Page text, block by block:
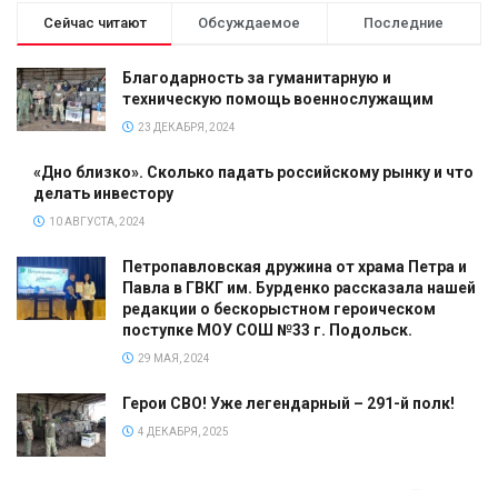
Сейчас читают Обсуждаемое Последние
Благодарность за гуманитарную и
техническую помощь военнослужащим
23 ДЕКАБРЯ, 2024
«Дно близко». Сколько падать российскому рынку и что
делать инвестору
10 АВГУСТА, 2024
Петропавловская дружина от храма Петра и
Павла в ГВКГ им. Бурденко рассказала нашей
редакции о бескорыстном героическом
поступке МОУ СОШ №33 г. Подольск.
29 МАЯ, 2024
Герои СВО! Уже легендарный – 291-й полк!
4 ДЕКАБРЯ, 2025